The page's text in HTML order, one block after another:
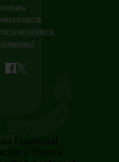
Portada
PRESIDENCIA
VICEPRESIDENCIA
GOBIERNO